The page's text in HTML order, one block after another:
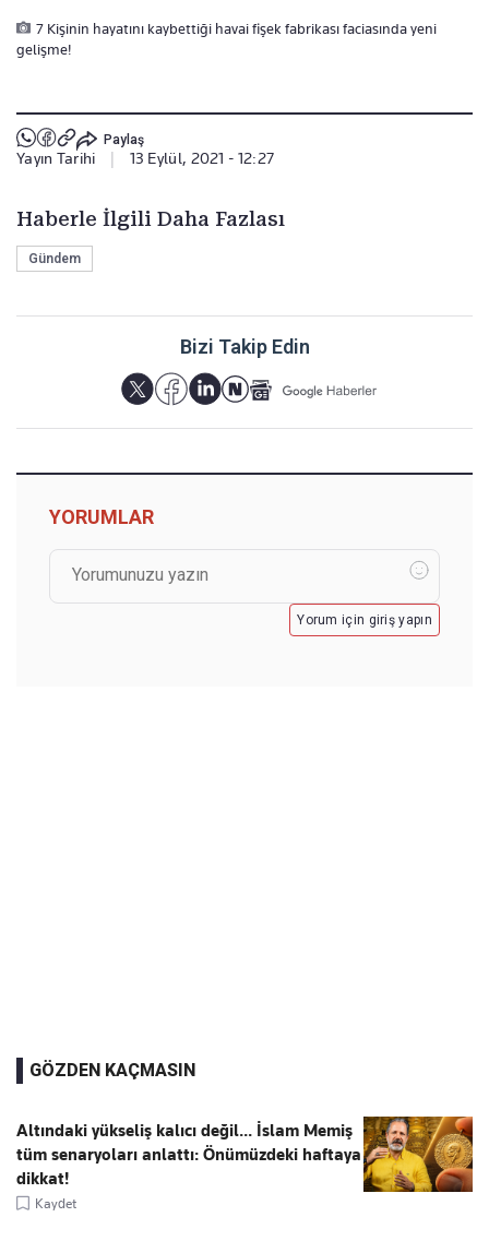
7 Kişinin hayatını kaybettiği havai fişek fabrikası faciasında yeni
gelişme!
Paylaş
Yayın Tarihi 13 Eylül, 2021 - 12:27
Haberle İlgili Daha Fazlası
Gündem
Bizi Takip Edin
YORUMLAR
Yorum için giriş yapın
GÖZDEN KAÇMASIN
Altındaki yükseliş kalıcı değil... İslam Memiş
tüm senaryoları anlattı: Önümüzdeki haftaya
dikkat!
Kaydet